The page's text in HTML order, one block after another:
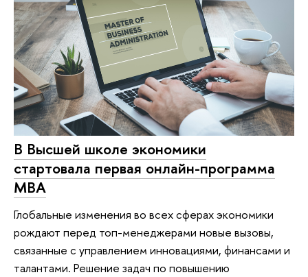
В Высшей школе экономики
стартовала первая онлайн-программа
МВА
Глобальные изменения во всех сферах экономики
рождают перед топ-менеджерами новые вызовы,
связанные с управлением инновациями, финансами и
талантами. Решение задач по повышению